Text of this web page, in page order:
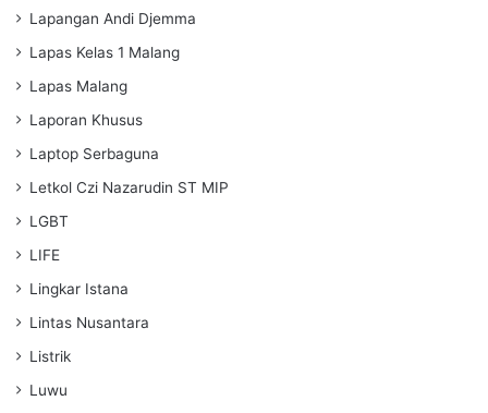
Lapangan Andi Djemma
Lapas Kelas 1 Malang
Lapas Malang
Laporan Khusus
Laptop Serbaguna
Letkol Czi Nazarudin ST MIP
LGBT
LIFE
Lingkar Istana
Lintas Nusantara
Listrik
Luwu